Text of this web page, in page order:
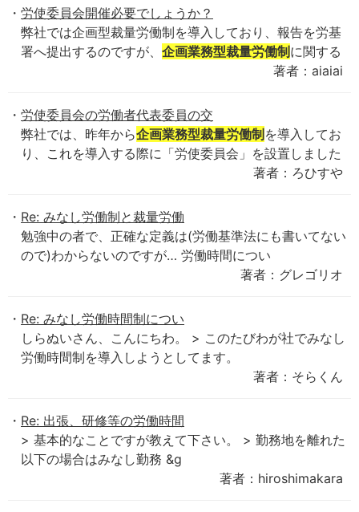
労使委員会開催必要でしょうか？
弊社では企画型裁量労働制を導入しており、報告を労基
署へ提出するのですが、 企画業務型裁量労働制 に関する
著者：aiaiai
労使委員会の労働者代表委員の交
弊社では、昨年から企画業務型裁量労働制 を導入してお
り、これを導入する際に「労使委員会」を設置しました
著者：ろひすや
Re: みなし労働制と裁量労働
勉強中の者で、正確な定義は(労働基準法にも書いてない
ので)わからないのですが… 労働時間につい
著者：グレゴリオ
Re: みなし労働時間制につい
しらぬいさん、こんにちわ。 > このたびわが社でみなし
労働時間制を導入しようとしてます。
著者：そらくん
Re: 出張、研修等の労働時間
> 基本的なことですが教えて下さい。 > 勤務地を離れた
以下の場合はみなし勤務 &g
著者：hiroshimakara